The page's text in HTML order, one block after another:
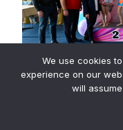
We use cookies
experience on our
will